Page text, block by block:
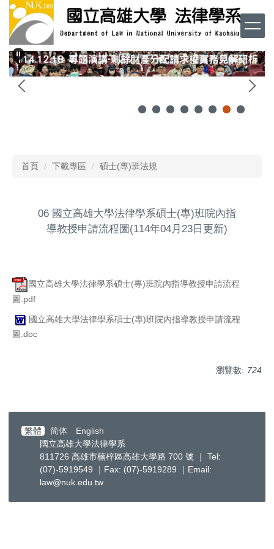
跳
主
要
內
容
首頁 下載專區 碩士(專)班法規
06 國立高雄大學法律學系碩士(專)班院內指
導教授申請流程圖(114年04月23日更新)
國立高雄大學法律學系碩士(專)班院內指導教授申請流程
圖.pdf
國立高雄大學法律學系碩士(專)班院內指導教授申請流程
圖.doc
瀏覽數: 724
繁體 简体
English
國立高雄大學法律學系
811726 高雄市楠梓區高雄大學路 700 號 ｜ Tel:
(07)-5919549 ｜Fax: (07)-5919289 ｜Email:
law@nuk.edu.tw